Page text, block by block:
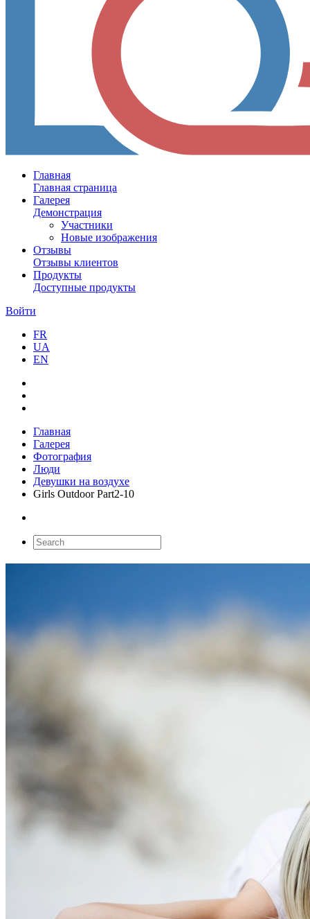
Главная
Главная страница
Галерея
Демонстрация
Участники
Новые изображения
Отзывы
Отзывы клиентов
Продукты
Доступные продукты
Войти
FR
UA
EN
Главная
Галерея
Фотография
Люди
Девушки на воздухе
Girls Outdoor Part2-10